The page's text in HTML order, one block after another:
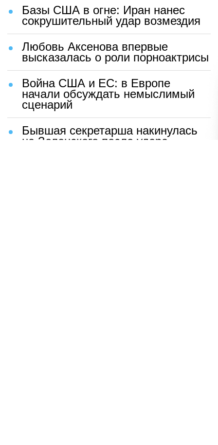
Базы США в огне: Иран нанес
сокрушительный удар возмездия
Любовь Аксенова впервые
высказалась о роли порноактрисы
Война США и ЕС: в Европе
начали обсуждать немыслимый
сценарий
Бывшая секретарша накинулась
на Зеленского после удара